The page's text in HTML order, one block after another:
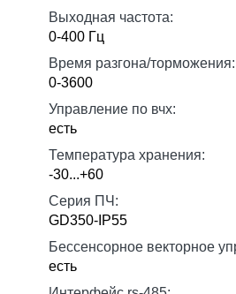
Выходная частота:
0-400 Гц
Время разгона/торможения:
0-3600
Управление по вчх:
есть
Температура хранения:
-30...+60
Серия ПЧ:
GD350-IP55
Бессенсорное векторное
есть